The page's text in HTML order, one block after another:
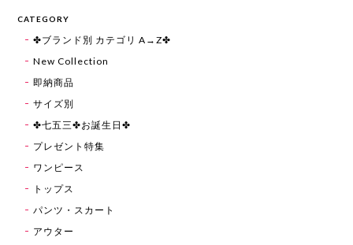
CATEGORY
✤ブランド別 カテゴリ A→Z✤
New Collection
即納商品
サイズ別
✤七五三✤お誕生日✤
プレゼント特集
ワンピース
トップス
パンツ・スカート
アウター